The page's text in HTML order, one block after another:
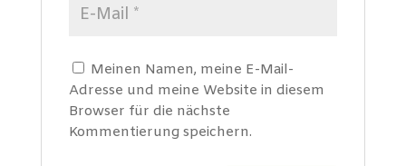
Meinen Namen, meine E-Mail-
Adresse und meine Website in diesem
Browser für die nächste
Kommentierung speichern.